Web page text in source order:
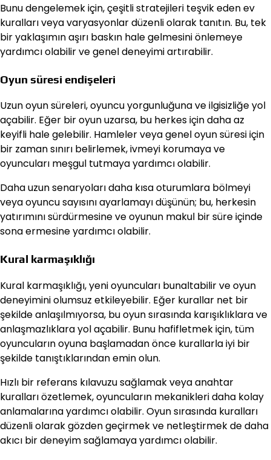
Bunu dengelemek için, çeşitli stratejileri teşvik eden ev
kuralları veya varyasyonlar düzenli olarak tanıtın. Bu, tek
bir yaklaşımın aşırı baskın hale gelmesini önlemeye
yardımcı olabilir ve genel deneyimi artırabilir.
Oyun süresi endişeleri
Uzun oyun süreleri, oyuncu yorgunluğuna ve ilgisizliğe yol
açabilir. Eğer bir oyun uzarsa, bu herkes için daha az
keyifli hale gelebilir. Hamleler veya genel oyun süresi için
bir zaman sınırı belirlemek, ivmeyi korumaya ve
oyuncuları meşgul tutmaya yardımcı olabilir.
Daha uzun senaryoları daha kısa oturumlara bölmeyi
veya oyuncu sayısını ayarlamayı düşünün; bu, herkesin
yatırımını sürdürmesine ve oyunun makul bir süre içinde
sona ermesine yardımcı olabilir.
Kural karmaşıklığı
Kural karmaşıklığı, yeni oyuncuları bunaltabilir ve oyun
deneyimini olumsuz etkileyebilir. Eğer kurallar net bir
şekilde anlaşılmıyorsa, bu oyun sırasında karışıklıklara ve
anlaşmazlıklara yol açabilir. Bunu hafifletmek için, tüm
oyuncuların oyuna başlamadan önce kurallarla iyi bir
şekilde tanıştıklarından emin olun.
Hızlı bir referans kılavuzu sağlamak veya anahtar
kuralları özetlemek, oyuncuların mekanikleri daha kolay
anlamalarına yardımcı olabilir. Oyun sırasında kuralları
düzenli olarak gözden geçirmek ve netleştirmek de daha
akıcı bir deneyim sağlamaya yardımcı olabilir.